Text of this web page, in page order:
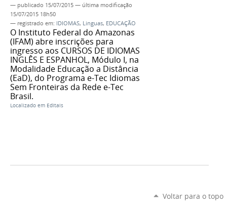
— publicado 15/07/2015 — última modificação
15/07/2015 18h50
— registrado em: IDIOMAS, Linguas, EDUCAÇÃO
O Instituto Federal do Amazonas
(IFAM) abre inscrições para
ingresso aos CURSOS DE IDIOMAS
INGLÊS E ESPANHOL, Módulo I, na
Modalidade Educação a Distância
(EaD), do Programa e-Tec Idiomas
Sem Fronteiras da Rede e-Tec
Brasil.
Localizado em Editais
Voltar para o topo